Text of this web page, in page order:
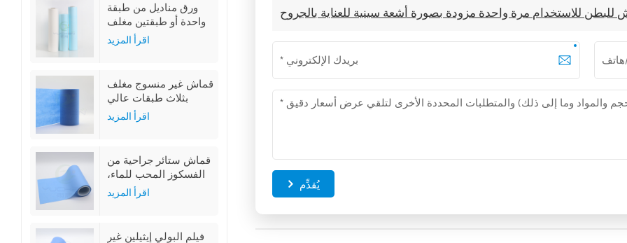
ورق مناديل من طبقة
واحدة أو طبقتين مغلف
بغشاء من البولي إيثيلين
اقرأ المزيد
قماش غير منسوج مغلف
بثلاث طبقات عالي
الامتصاص
اقرأ المزيد
قماش ستائر جراحية من
الفسكوز المحب للماء،
غير منسوج، مغلف بغشاء
البولي إيثيلين
اقرأ المزيد
فيلم البولي إيثيلين غير
للاستخدام مرة واحدة مزودة بصورة أشعة سينية للعناية بالجروح
يُقدِّم